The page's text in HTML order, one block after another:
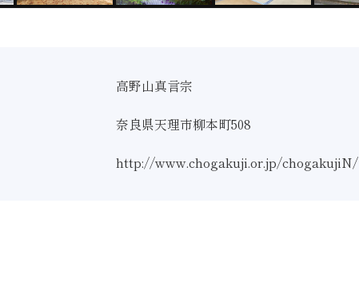
高野山真言宗
奈良県天理市柳本町508
http://www.chogakuji.or.jp/chogakujiN/